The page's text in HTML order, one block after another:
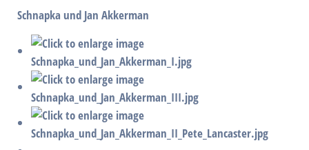
Schnapka und Jan Akkerman